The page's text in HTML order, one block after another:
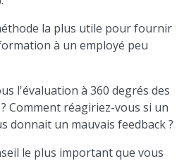
la plus utile pour fournir
à un employé peu
l'évaluation à 360 degrés des
Comment réagiriez-vous si un
donnait un mauvais feedback ?
le plus important que vous